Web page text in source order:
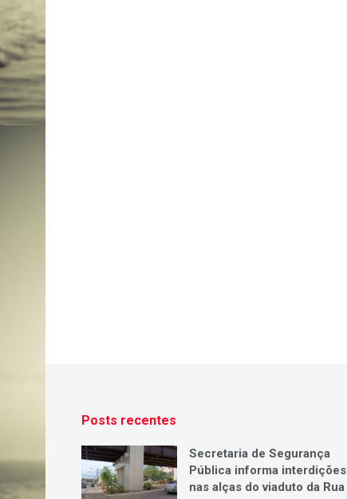
Posts recentes
Secretaria de Segurança
Pública informa interdições
nas alças do viaduto da Rua